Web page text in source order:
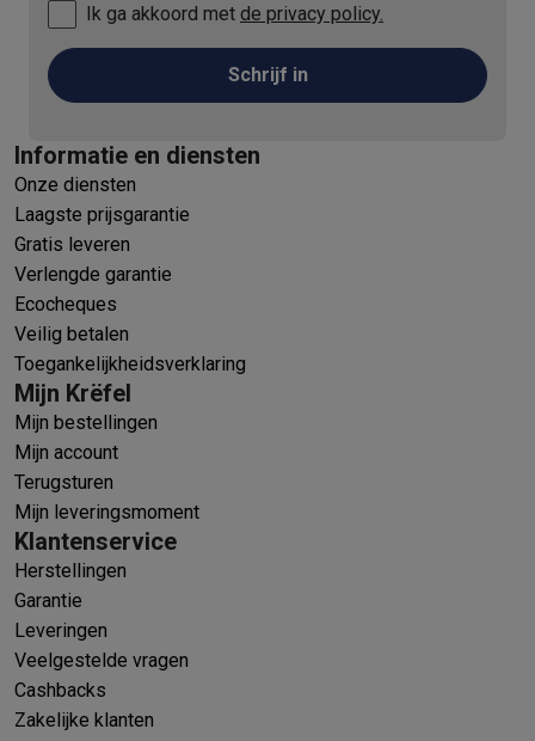
Ik ga akkoord met de privacy policy.
Schrijf in
Informatie en diensten
Onze diensten
Laagste prijsgarantie
Gratis leveren
Verlengde garantie
Ecocheques
Veilig betalen
Toegankelijkheidsverklaring
Mijn Krëfel
Mijn bestellingen
Mijn account
Terugsturen
Mijn leveringsmoment
Klantenservice
Herstellingen
Garantie
Leveringen
Veelgestelde vragen
Cashbacks
Zakelijke klanten